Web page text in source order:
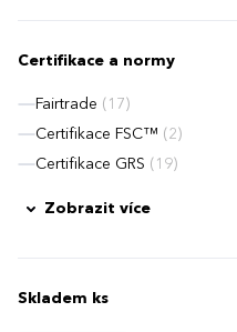
Certifikace a normy
Fairtrade (17)
Certifikace FSC™ (2)
Certifikace GRS (19)
Zobrazit více
Skladem ks